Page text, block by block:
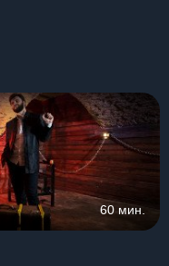
60 мин.